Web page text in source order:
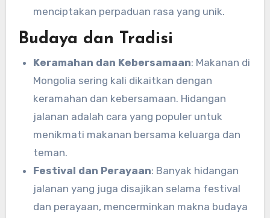
menciptakan perpaduan rasa yang unik.
Budaya dan Tradisi
Keramahan dan Kebersamaan: Makanan di
Mongolia sering kali dikaitkan dengan
keramahan dan kebersamaan. Hidangan
jalanan adalah cara yang populer untuk
menikmati makanan bersama keluarga dan
teman.
Festival dan Perayaan: Banyak hidangan
jalanan yang juga disajikan selama festival
dan perayaan, mencerminkan makna budaya